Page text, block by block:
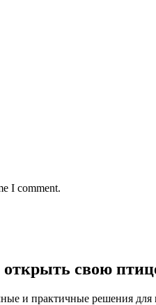
I comment.
свою
и практичные решения